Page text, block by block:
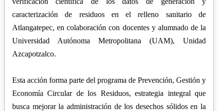
SAN PABLO DEL MONTE
ZACATELCO
HUEYOTLIPAN
SANCTÓRUM
caracterización de residuos en el relleno sanitario de
Atlangatepec, en colaboración con docentes y alumnado de la
Universidad Autónoma Metropolitana (UAM), Unidad
Azcapotzalco.
Esta acción forma parte del programa de Prevención, Gestión y
Economía Circular de los Residuos, estrategia integral que
busca mejorar la administración de los desechos sólidos en la